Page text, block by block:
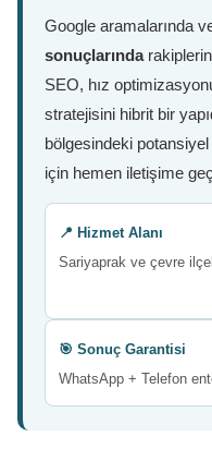
Google aramalarında
sonuçlarında
SEO, hız
stratejisini hibrit bir
bölgesindeki
için hemen iletişime
📍 Hizmet Alanı
Sariyaprak ve çevre
🎯 Sonuç Garantisi
WhatsApp + Telefon